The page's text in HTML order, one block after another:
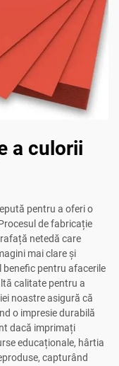
a culorii
pentru a oferi o
de fabricație
netedă care
mai clare și
benefic pentru afacerile
calitate pentru a
noastre asigură că
o impresie durabilă
dacă imprimați
educaționale, hârtia
capturând